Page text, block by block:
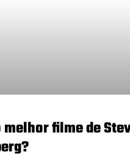
melhor filme de